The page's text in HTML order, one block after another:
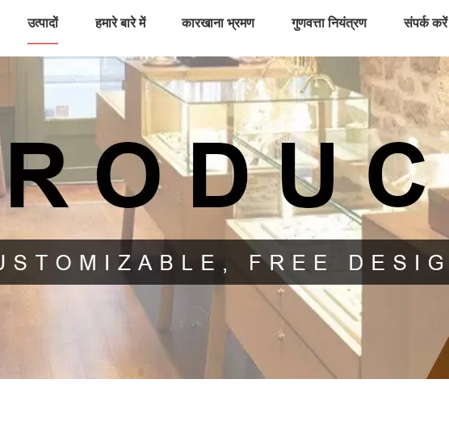
उत्पादों हमारे बारे में कारखाना भ्रमण गुणवत्ता नियंत्रण संपर्क करें